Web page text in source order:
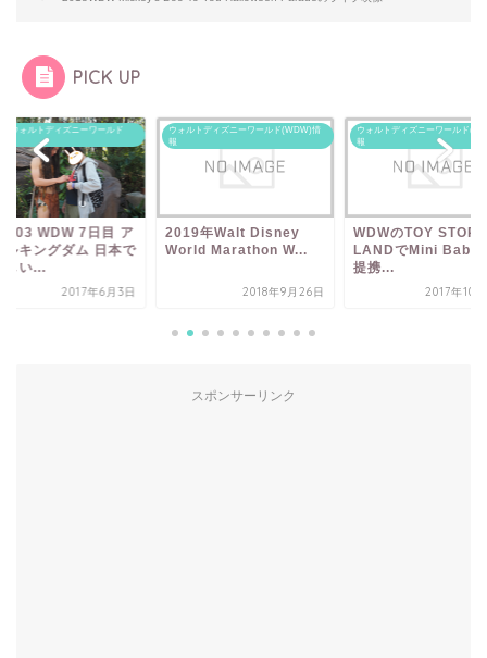
PICK UP
ウォルトディズニーワールド
WDW 7日目 ア
ルキングダム 日本で
しい...
2017年6月3日
ウォルトディズニーワールド(WDW)情
報
2019年Walt Disney
World Marathon W...
2018年9月26日
ウォルトディズニーワールド
報
WDWのTOY STORY
LANDでMini
提携...
2017年10
スポンサーリンク